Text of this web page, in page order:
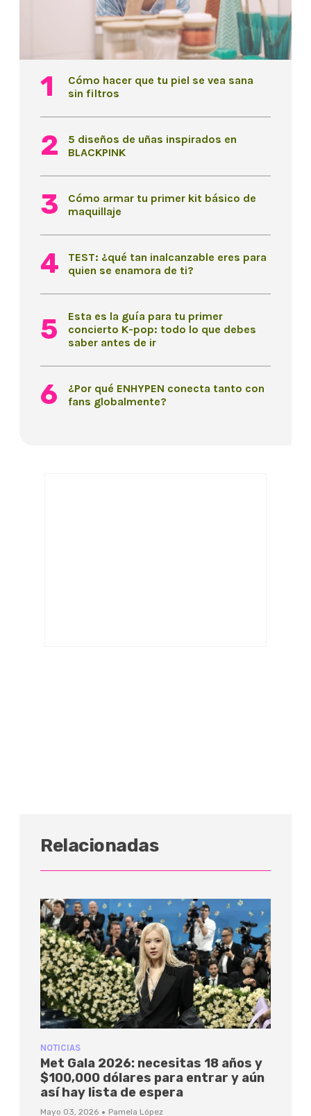
Cómo hacer que tu piel se vea sana
sin filtros
5 diseños de uñas inspirados en
BLACKPINK
Cómo armar tu primer kit básico de
maquillaje
TEST: ¿qué tan inalcanzable eres para
quien se enamora de ti?
Esta es la guía para tu primer
concierto K-pop: todo lo que debes
saber antes de ir
¿Por qué ENHYPEN conecta tanto con
fans globalmente?
Relacionadas
NOTICIAS
Met Gala 2026: necesitas 18 años y
$100,000 dólares para entrar y aún
así hay lista de espera
Mayo 03, 2026 · Pamela López